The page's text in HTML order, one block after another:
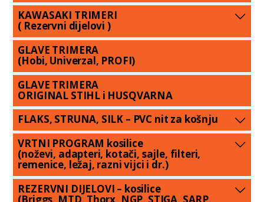
KAWASAKI TRIMERI
( Rezervni dijelovi )
GLAVE TRIMERA
(Hobi, Univerzal, PROFI)
GLAVE TRIMERA
ORIGINAL STIHL i HUSQVARNA
FLAKS, STRUNA, SILK – PVC nit za košnju
VRTNI PROGRAM kosilice
(noževi, adapteri, kotači, sajle, filteri,
remenice, ležaj, razni vijci i dr.)
REZERVNI DIJELOVI – kosilice
(Briggs, MTD, Thorx, NGP, STIGA, SARP,